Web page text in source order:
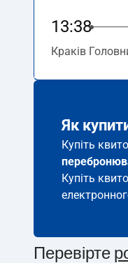
13:38
Краків
Як
Купіть
Купіть
Перевірте